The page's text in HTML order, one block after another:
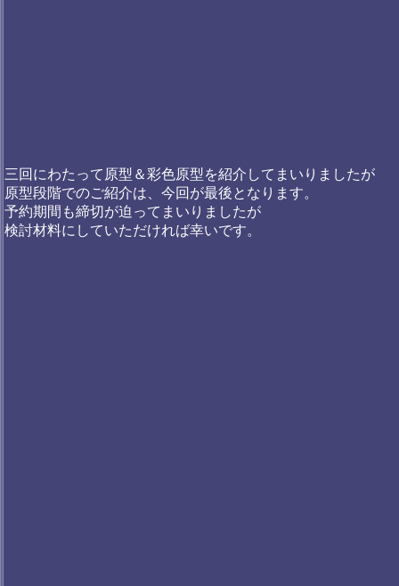
三回にわたって原型＆彩色原型を紹介してまいりましたが
原型段階でのご紹介は、今回が最後となります。
予約期間も締切が迫ってまいりましたが
検討材料にしていただければ幸いです。